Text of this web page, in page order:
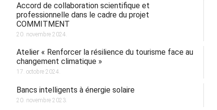
Accord de collaboration scientifique et
professionnelle dans le cadre du projet
COMMITMENT
20. novembre 2024.
Atelier « Renforcer la résilience du tourisme face au
changement climatique »
17. octobre 2024.
Bancs intelligents à énergie solaire
20. novembre 2023.